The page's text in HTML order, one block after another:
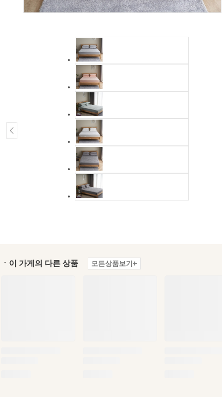
ㆍ이 가게의 다른 상품 모든상품보기+